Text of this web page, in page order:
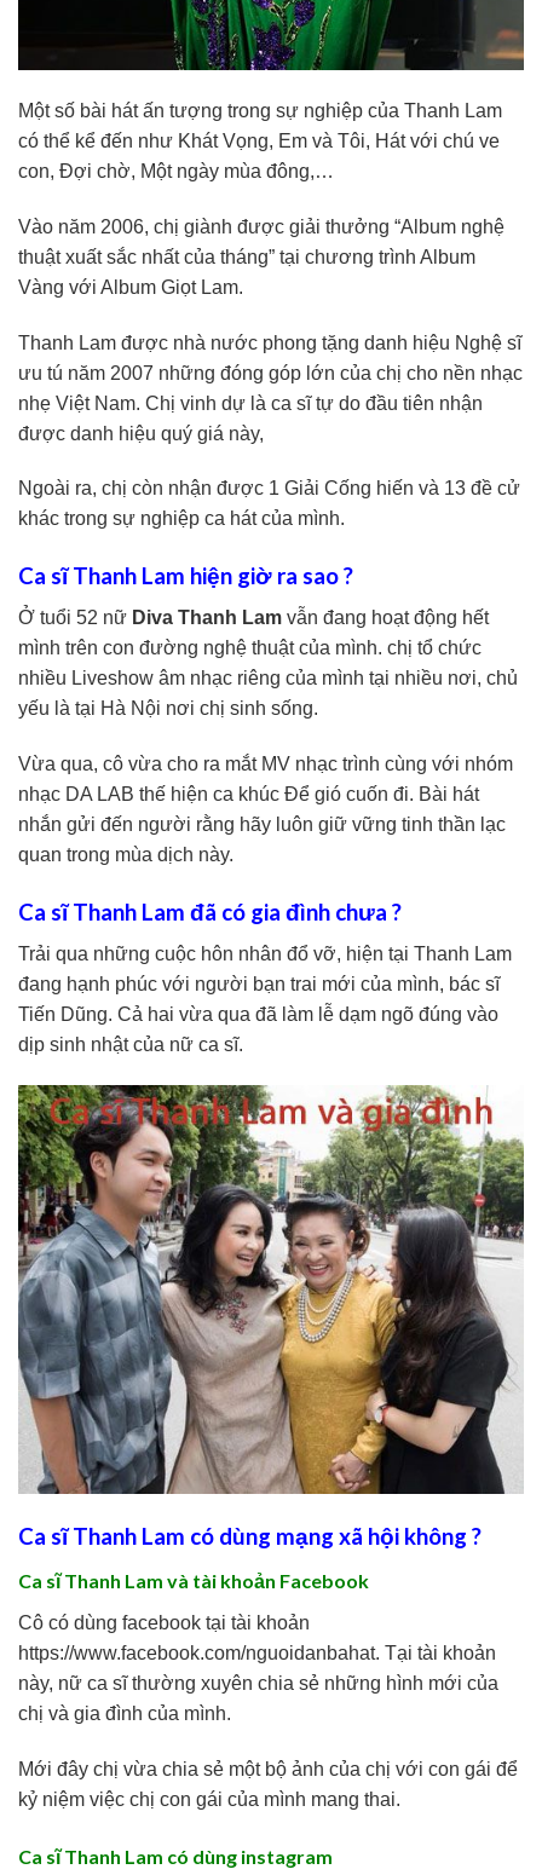
Một số bài hát ấn tượng trong sự nghiệp của Thanh Lam
có thể kể đến như Khát Vọng, Em và Tôi, Hát với chú ve
con, Đợi chờ, Một ngày mùa đông,…
Vào năm 2006, chị giành được giải thưởng “Album nghệ
thuật xuất sắc nhất của tháng” tại chương trình Album
Vàng với Album Giọt Lam.
Thanh Lam được nhà nước phong tặng danh hiệu Nghệ sĩ
ưu tú năm 2007 những đóng góp lớn của chị cho nền nhạc
nhẹ Việt Nam. Chị vinh dự là ca sĩ tự do đầu tiên nhận
được danh hiệu quý giá này,
Ngoài ra, chị còn nhận được 1 Giải Cống hiến và 13 đề cử
khác trong sự nghiệp ca hát của mình.
Ca sĩ Thanh Lam hiện giờ ra sao ?
Ở tuổi 52 nữ Diva Thanh Lam vẫn đang hoạt động hết
mình trên con đường nghệ thuật của mình. chị tổ chức
nhiều Liveshow âm nhạc riêng của mình tại nhiều nơi, chủ
yếu là tại Hà Nội nơi chị sinh sống.
Vừa qua, cô vừa cho ra mắt MV nhạc trình cùng với nhóm
nhạc DA LAB thế hiện ca khúc Để gió cuốn đi. Bài hát
nhắn gửi đến người rằng hãy luôn giữ vững tinh thần lạc
quan trong mùa dịch này.
Ca sĩ Thanh Lam đã có gia đình chưa ?
Trải qua những cuộc hôn nhân đổ vỡ, hiện tại Thanh Lam
đang hạnh phúc với người bạn trai mới của mình, bác sĩ
Tiến Dũng. Cả hai vừa qua đã làm lễ dạm ngõ đúng vào
dịp sinh nhật của nữ ca sĩ.
Ca sĩ Thanh Lam có dùng mạng xã hội không ?
Ca sĩ Thanh Lam và tài khoản Facebook
Cô có dùng facebook tại tài khoản
https://www.facebook.com/nguoidanbahat. Tại tài khoản
này, nữ ca sĩ thường xuyên chia sẻ những hình mới của
chị và gia đình của mình.
Mới đây chị vừa chia sẻ một bộ ảnh của chị với con gái để
kỷ niệm việc chị con gái của mình mang thai.
Ca sĩ Thanh Lam có dùng instagram